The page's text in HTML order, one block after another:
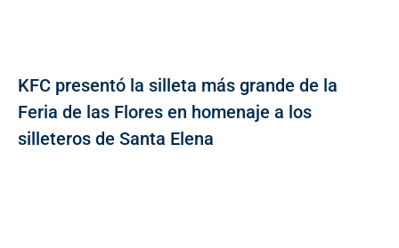
KFC presentó la silleta más grande de la
Feria de las Flores en homenaje a los
silleteros de Santa Elena